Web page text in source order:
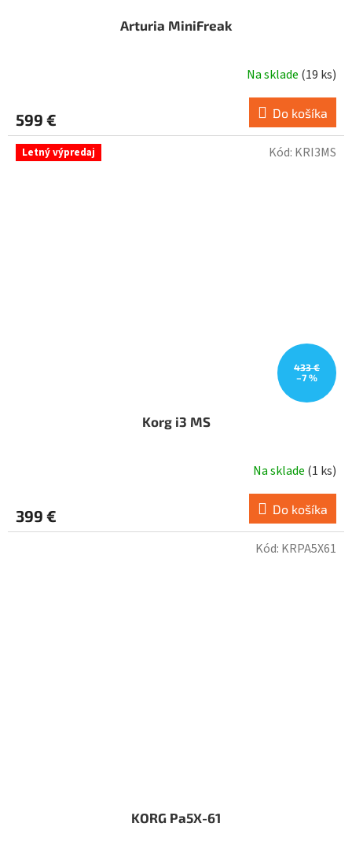
Arturia MiniFreak
Na sklade (19 ks)
599 € Do košíka
Letný výpredaj
433 €
–7 %
Korg i3 MS
Na sklade (1 ks)
399 € Do košíka
Kód: KRI3MS
KORG Pa5X-61
Kód: KRPA5X61